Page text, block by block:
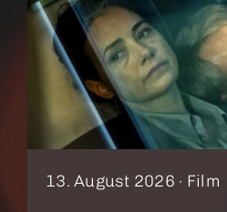
13. August 2026 · Film